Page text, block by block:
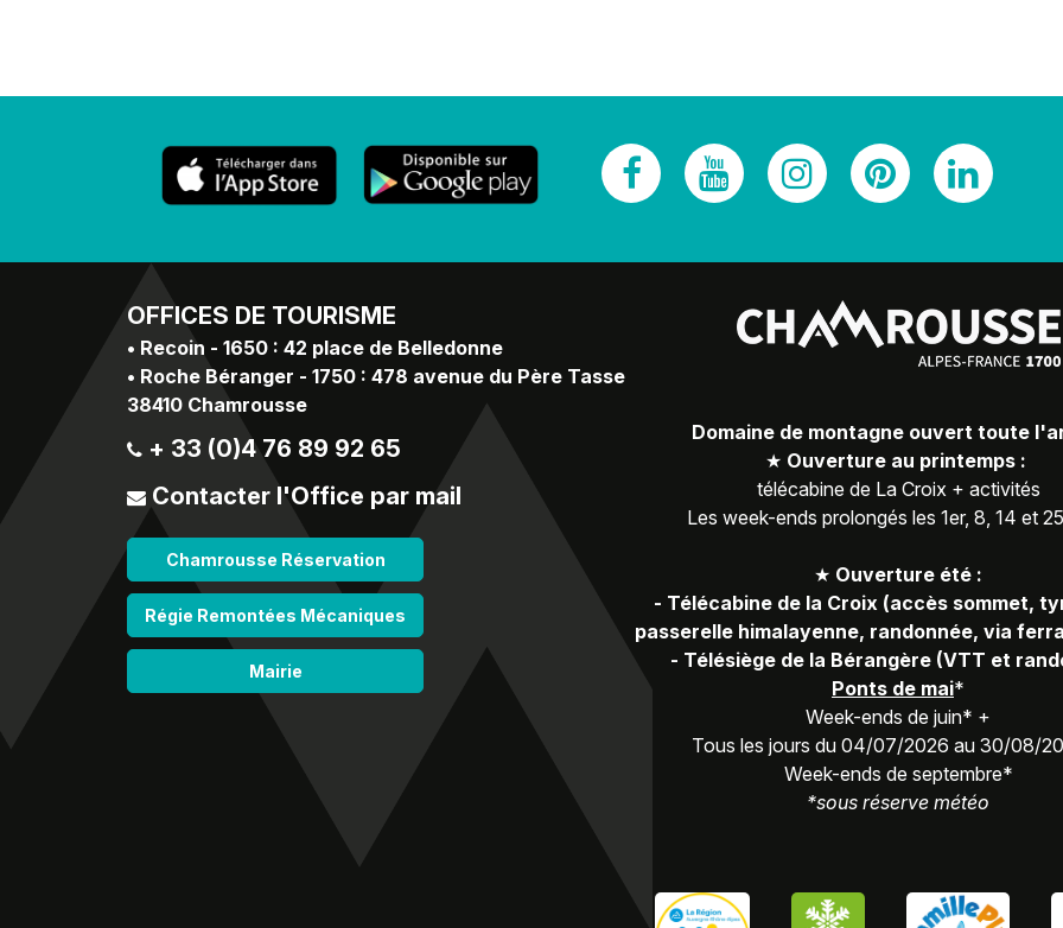
OFFICES DE TOURISME
• Recoin - 1650 : 42 place de Belledonne
• Roche Béranger - 1750 : 478 avenue du Père Tasse
38410 Chamrousse
+ 33 (0)4 76 89 92 65
Contacter l'Office par mail
Chamrousse Réservation
Régie Remontées Mécaniques
Mairie
Domaine de montagne ouvert toute
★ Ouverture au printemps :
télécabine de La Croix + activités
Les week-ends prolongés les 1er, 8, 14 et
★ Ouverture été :
- Télécabine de la Croix (accès sommet,
passerelle himalayenne, randonnée, via
- Télésiège de la Bérangère (VTT et
Ponts de mai*
Week-ends de juin* +
Tous les jours du 04/07/2026 au 30/08/
Week-ends de septembre*
*sous réserve météo